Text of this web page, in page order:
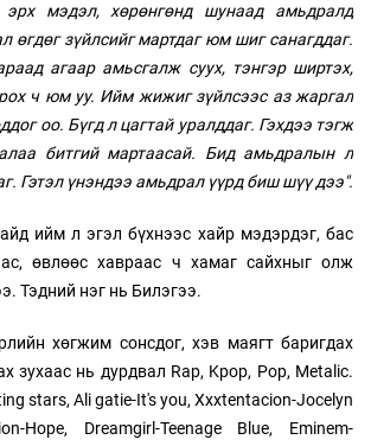
эрх мэдэл, хөрөнгөнд шунаад амьдралд
өгдөг зүйлсийг мартдаг юм шиг санагддаг.
агаар амьсгалж суух, тэнгэр ширтэх,
ч юм уу. Ийм жижиг зүйлсээс аз жаргал
оо. Бүгд л цагтай уралддаг. Гэхдээ тэгж
битгий мартаасай. Бид амьдралын л
Гэтэл үнэндээ амьдрал үүрд биш шүү дээ".
ийм л эгэл бүхнээс хайр мэдэрдэг, бас
өвлөөс хавраас ч хамаг сайхныг олж
Тэдний нэг нь Билэгээ.
хөгжим сонсдог, хэв маягт баригдах
зухаас нь дурдвал Rap, Kpop, Pop, Metalic.
stars, Ali gatie-It's you, Xxxtentacion-Jocelyn
Hope, Dreamgirl-Teenage Blue, Eminem-